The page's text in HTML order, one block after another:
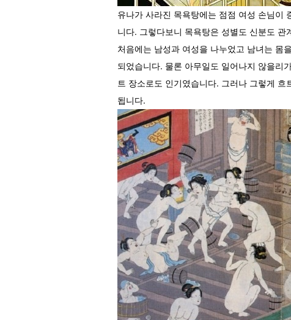
유나가 사라진 목욕탕에는 점점 여성 손님이
니다. 그렇다보니 목욕탕은 성별도 신분도
처음에는 남성과 여성을 나누었고 남녀는 몸
되었습니다. 물론 아무일도 일어나지 않을리
트 장소로도 인기였습니다. 그러나 그렇게
됩니다.